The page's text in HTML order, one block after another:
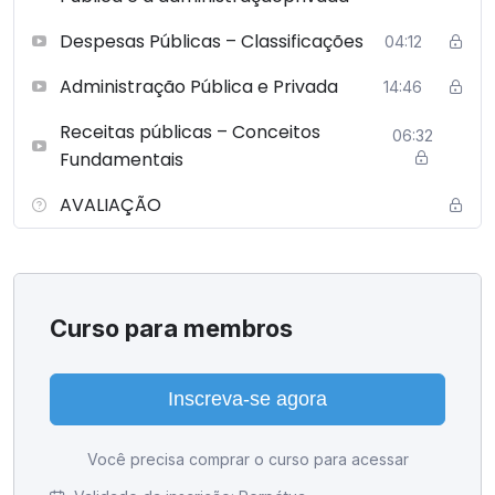
Despesas Públicas – Classificações
04:12
Administração Pública e Privada 14:46
Receitas públicas – Conceitos
Fundamentais
06:32
AVALIAÇÃO
Curso para membros
Inscreva-se agora
Você precisa comprar o curso para acessar